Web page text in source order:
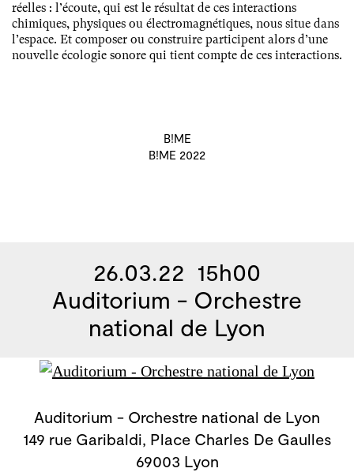
réelles : l’écoute, qui est le résultat de ces interactions
chimiques, physiques ou électromagnétiques, nous situe dans
l’espace. Et composer ou construire participent alors d’une
nouvelle écologie sonore qui tient compte de ces interactions.
B!ME
B!ME 2022
26.03.22 15h00
Auditorium - Orchestre
national de Lyon
Auditorium - Orchestre national de Lyon
149 rue Garibaldi, Place Charles De Gaulles
69003 Lyon